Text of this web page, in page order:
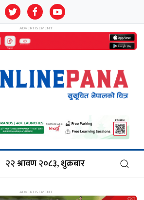
२२ श्रावण २०८३, शुक्रबार